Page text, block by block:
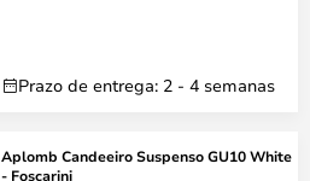
Prazo de entrega: 2 - 4 semanas
Aplomb Candeeiro Suspenso GU10 White
- Foscarini